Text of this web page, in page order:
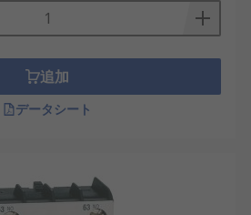
センターや基地局の制御に
基盤を支えます。
：小型ロボットや自作PCの
ムなど、個人の創作活動に
す。
性あるメーカーによって製
追加
データシート